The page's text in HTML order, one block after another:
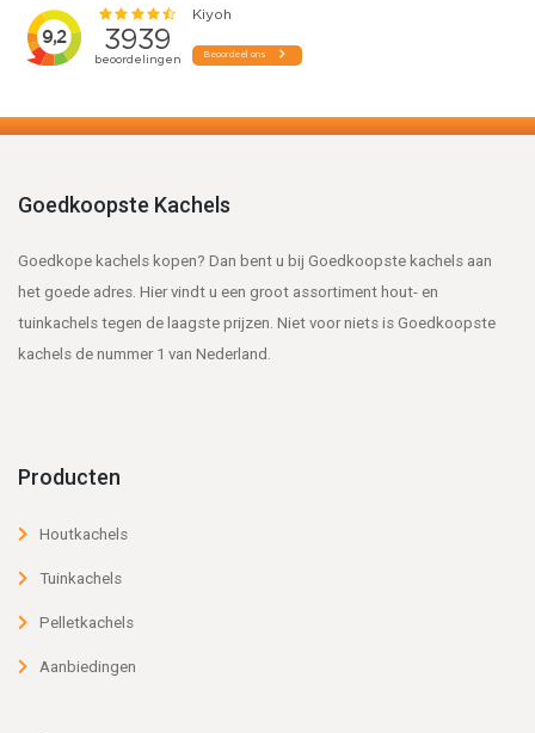
Goedkoopste Kachels
Goedkope kachels kopen? Dan bent u bij Goedkoopste kachels aan
het goede adres. Hier vindt u een groot assortiment hout- en
tuinkachels tegen de laagste prijzen. Niet voor niets is Goedkoopste
kachels de nummer 1 van Nederland.
Producten
Houtkachels
Tuinkachels
Pelletkachels
Aanbiedingen